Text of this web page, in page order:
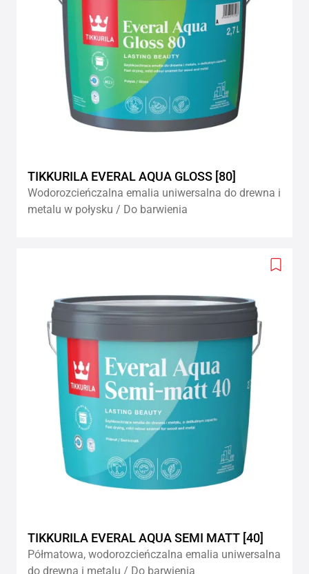
TIKKURILA EVERAL AQUA GLOSS [80]
Wodorozcieńczalna emalia uniwersalna do drewna i
metalu w połysku / Do barwienia
Add
TIKKURILA EVERAL AQUA SEMI MATT [40]
Półmatowa, wodorozcieńczalna emalia uniwersalna
do drewna i metalu / Do barwienia